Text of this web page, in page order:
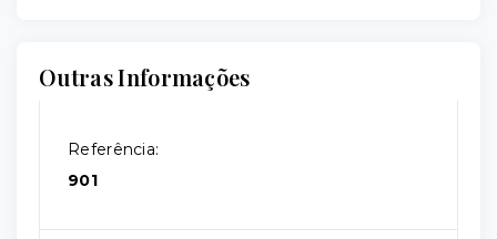
Outras Informações
Referência:
901